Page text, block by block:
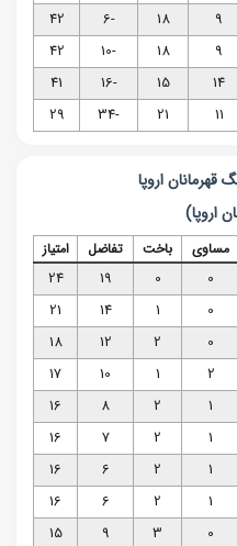
9
18
-6
42
9
18
-10
42
14
15
-16
41
11
21
-34
29
قهرمانان اروپا
اروپا)
مساوی باخت تفاضل امتیاز
0
0
19
24
0
1
14
21
0
2
12
18
2
1
10
17
1
2
8
16
1
2
7
16
1
2
6
16
1
2
6
16
0
3
9
15